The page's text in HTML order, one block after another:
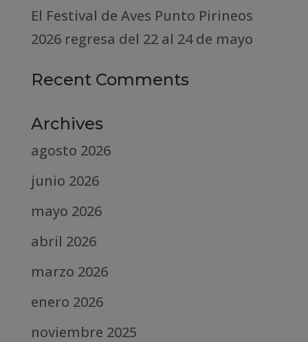
El Festival de Aves Punto Pirineos
2026 regresa del 22 al 24 de mayo
Recent Comments
Archives
agosto 2026
junio 2026
mayo 2026
abril 2026
marzo 2026
enero 2026
noviembre 2025